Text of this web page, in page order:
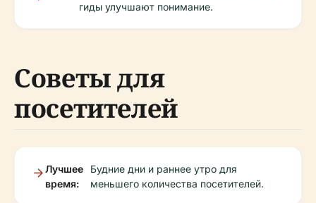
гиды улучшают понимание.
Советы для
посетителей
Лучшее
время:
Будние дни и раннее утро для
меньшего количества посетителей.